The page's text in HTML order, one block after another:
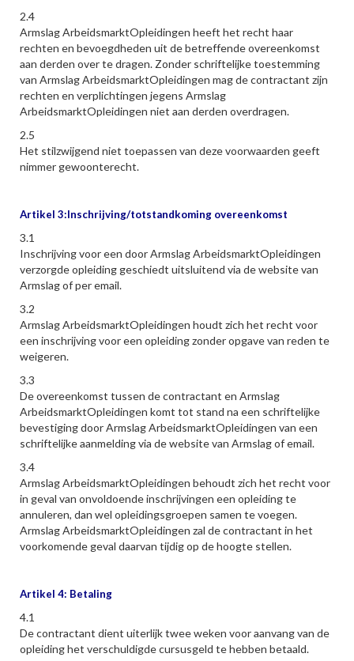
2.4
Armslag ArbeidsmarktOpleidingen heeft het recht haar
rechten en bevoegdheden uit de betreffende overeenkomst
aan derden over te dragen. Zonder schriftelijke toestemming
van Armslag ArbeidsmarktOpleidingen mag de contractant zijn
rechten en verplichtingen jegens Armslag
ArbeidsmarktOpleidingen niet aan derden overdragen.
2.5
Het stilzwijgend niet toepassen van deze voorwaarden geeft
nimmer gewoonterecht.
Artikel 3:Inschrijving/totstandkoming overeenkomst
3.1
Inschrijving voor een door Armslag ArbeidsmarktOpleidingen
verzorgde opleiding geschiedt uitsluitend via de website van
Armslag of per email.
3.2
Armslag ArbeidsmarktOpleidingen houdt zich het recht voor
een inschrijving voor een opleiding zonder opgave van reden te
weigeren.
3.3
De overeenkomst tussen de contractant en Armslag
ArbeidsmarktOpleidingen komt tot stand na een schriftelijke
bevestiging door Armslag ArbeidsmarktOpleidingen van een
schriftelijke aanmelding via de website van Armslag of email.
3.4
Armslag ArbeidsmarktOpleidingen behoudt zich het recht voor
in geval van onvoldoende inschrijvingen een opleiding te
annuleren, dan wel opleidingsgroepen samen te voegen.
Armslag ArbeidsmarktOpleidingen zal de contractant in het
voorkomende geval daarvan tijdig op de hoogte stellen.
Artikel 4: Betaling
4.1
De contractant dient uiterlijk twee weken voor aanvang van de
opleiding het verschuldigde cursusgeld te hebben betaald.